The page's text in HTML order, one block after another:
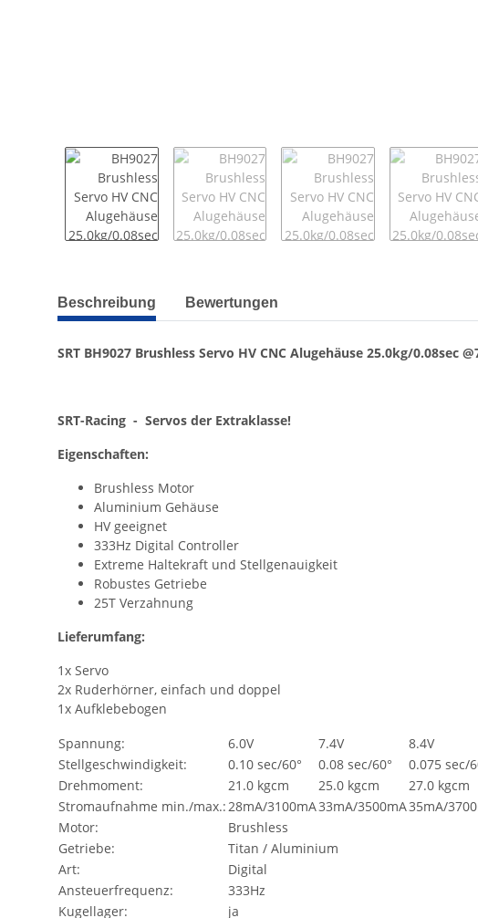
weitere Registerkarten anzeigen
Beschreibung Bewertungen
SRT BH9027 Brushless Servo HV CNC Alugehäuse 25.0kg/0.08sec
SRT-Racing - Servos der Extraklasse!
Eigenschaften:
Brushless Motor
Aluminium Gehäuse
HV geeignet
333Hz Digital Controller
Extreme Haltekraft und Stellgenauigkeit
Robustes Getriebe
25T Verzahnung
Lieferumfang:
1x Servo
2x Ruderhörner, einfach und doppel
1x Aufklebebogen
Spannung:
6.0V 7.4V
8.4V
Stellgeschwindigkeit:
0.10 sec/60° 0.08 sec/60°
0.075 sec/
Drehmoment:
21.0 kgcm 25.0 kgcm
27.0 kgcm
Stromaufnahme min./max.:28mA/3100mA33mA/3500mA35mA/
Motor:
Brushless
Getriebe:
Titan / Aluminium
Art:
Digital
Ansteuerfrequenz:
333Hz
Kugellager:
ja